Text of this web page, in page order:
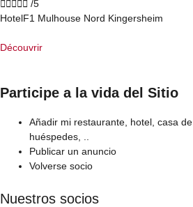
 /5
HotelF1 Mulhouse Nord Kingersheim
Découvrir
Participe a la vida del Sitio
Añadir mi restaurante, hotel, casa de
huéspedes, ..
Publicar un anuncio
Volverse socio
Nuestros socios